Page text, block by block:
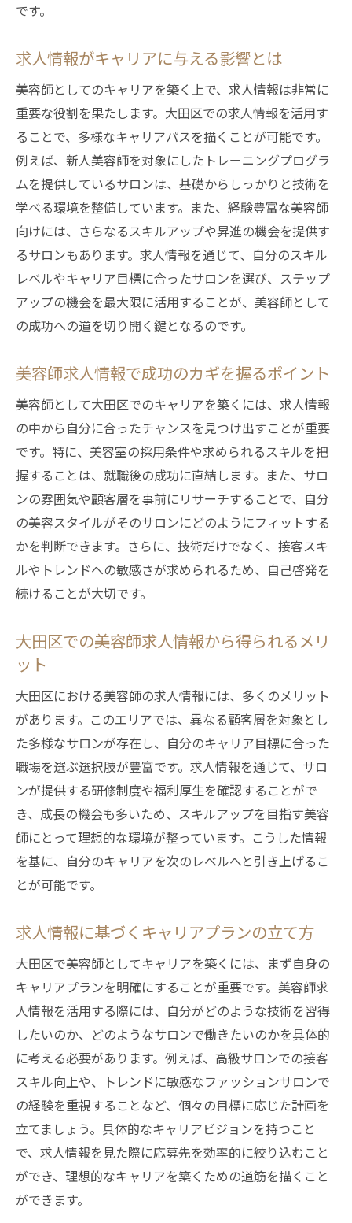
地域特性がもたらす美容師求人の魅力
大田区の求人選びが美容師に与える影響
大田区での美容師求人の利点とその活用法
美容師求人における大田区の強み
大田区で美容師求人を選ぶ際のポイント
美容師求人の選考で押さえるべき大田区特有の
ポイント
大田区の美容師求人選考で重要な要素
選考で印象を残すための大田区特有のポイ
ント
大田区の美容師求人選考で差をつける方法
大田区の求人選考で成功するためのヒント
大田区の美容師求人選考に備えるための準
備
地域密着型サロンで働く美容師の魅力と求人探
し
地域密着型サロンで働く美容師の魅力
大田区で地域密着型サロンを探すためのコ
ツ
地域密着型サロン勤務が美容師にもたらす
大田区の地域密着型サロン求人の探し方
大田区での地域密着型サロン求人の選び方
大田区で美容師としてのキャリアを築くための
求人ヒント
美容師としてのキャリアを築くための求人
選び
大田区での美容師キャリアを成功に導く方
法
求人情報を活用した美容師キャリアプラン
の作成
築く
美容師としての成長を支える大田区の求人
大田区での求人を利用したキャリアアップ
の手段
求人選びで大田区の美容師が注目すべきトレン
ド
大田区の美容師求人における最新トレンド
美容師求人選びで意識したいトレンドのポ
イント
大田区の求人トレンドが美容師に与える影
響
です。
求人情報がキャリアに与える影響とは
美容師としてのキャリアを築く上で、求人情報は非常に
重要な役割を果たします。大田区での求人情報を活用す
ることで、多様なキャリアパスを描くことが可能です。
例えば、新人美容師を対象にしたトレーニングプログラ
ムを提供しているサロンは、基礎からしっかりと技術を
学べる環境を整備しています。また、経験豊富な美容師
向けには、さらなるスキルアップや昇進の機会を提供す
るサロンもあります。求人情報を通じて、自分のスキル
レベルやキャリア目標に合ったサロンを選び、ステップ
アップの機会を最大限に活用することが、美容師として
の成功への道を切り開く鍵となるのです。
美容師求人情報で成功のカギを握るポイント
美容師として大田区でのキャリアを築くには、求人情報
の中から自分に合ったチャンスを見つけ出すことが重要
です。特に、美容室の採用条件や求められるスキルを把
握することは、就職後の成功に直結します。また、サロ
ンの雰囲気や顧客層を事前にリサーチすることで、自分
の美容スタイルがそのサロンにどのようにフィットする
かを判断できます。さらに、技術だけでなく、接客スキ
ルやトレンドへの敏感さが求められるため、自己啓発を
続けることが大切です。
大田区での美容師求人情報から得られるメリ
ット
大田区における美容師の求人情報には、多くのメリット
があります。このエリアでは、異なる顧客層を対象とし
た多様なサロンが存在し、自分のキャリア目標に合った
職場を選ぶ選択肢が豊富です。求人情報を通じて、サロ
ンが提供する研修制度や福利厚生を確認することがで
き、成長の機会も多いため、スキルアップを目指す美容
師にとって理想的な環境が整っています。こうした情報
を基に、自分のキャリアを次のレベルへと引き上げるこ
とが可能です。
求人情報に基づくキャリアプランの立て方
大田区で美容師としてキャリアを築くには、まず自身の
キャリアプランを明確にすることが重要です。美容師求
人情報を活用する際には、自分がどのような技術を習得
したいのか、どのようなサロンで働きたいのかを具体的
に考える必要があります。例えば、高級サロンでの接客
スキル向上や、トレンドに敏感なファッションサロンで
の経験を重視することなど、個々の目標に応じた計画を
立てましょう。具体的なキャリアビジョンを持つこと
で、求人情報を見た際に応募先を効率的に絞り込むこと
ができ、理想的なキャリアを築くための道筋を描くこと
ができます。